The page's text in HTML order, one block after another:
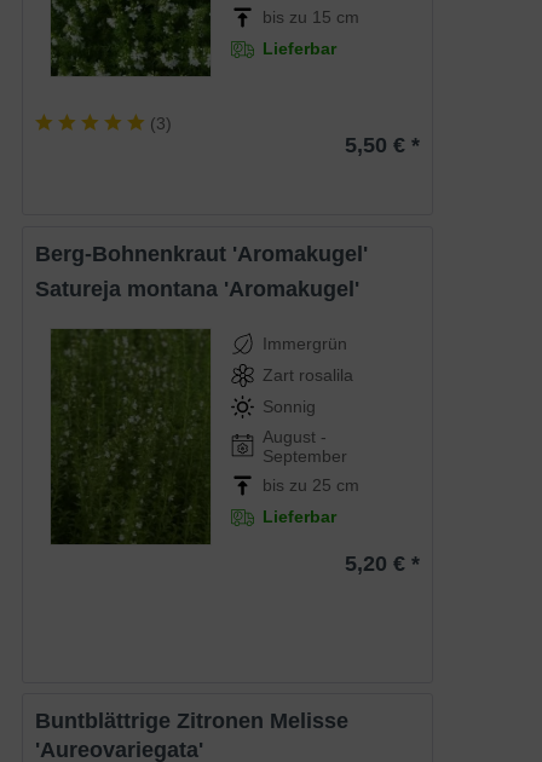
bis zu 15 cm
Lieferbar
(3)
5,50 € *
Berg-Bohnenkraut 'Aromakugel'
Satureja montana 'Aromakugel'
Immergrün
Zart rosalila
Sonnig
August -
September
bis zu 25 cm
Lieferbar
5,20 € *
Buntblättrige Zitronen Melisse
'Aureovariegata'